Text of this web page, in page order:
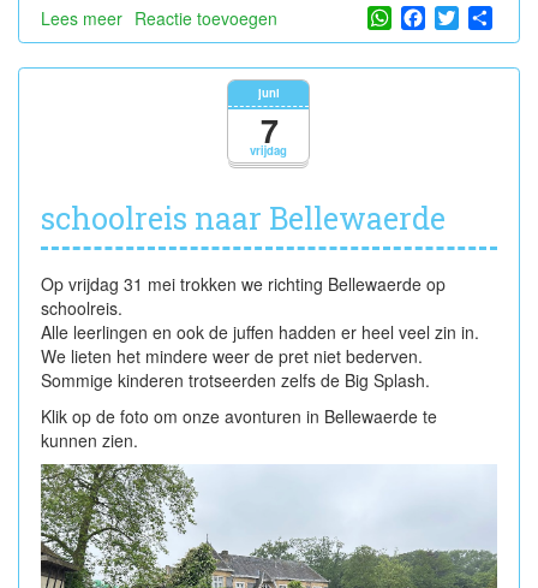
Lees meer over
Een
muzikale
Reactie toevoegen WhatsApp
Facebook
Twitter
vrijdag
juni
7
schoolreis naar Bellewaerde
Op vrijdag 31 mei trokken we richting Bellewaerde op
schoolreis.
Alle leerlingen en ook de juffen hadden er heel veel zin in.
We lieten het mindere weer de pret niet bederven.
Sommige kinderen trotseerden zelfs de Big Splash.
Klik op de foto om onze avonturen in Bellewaerde te
kunnen zien.